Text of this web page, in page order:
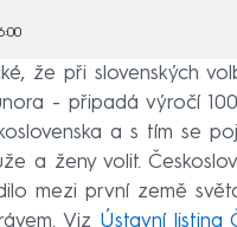
že při slovenských
- připadá výročí
a s tím se
a ženy volit.
mezi první země
Viz Ústavní listina